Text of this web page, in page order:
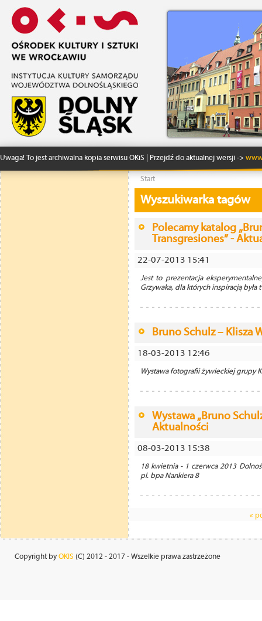
Uwaga! To jest archiwalna kopia serwisu OKiS | Przejdź do aktualnej wersji ->
Start
Wyszukiwarka tagów
Polecamy katalog
Transgresiones” -
22-07-2013 15:41
Jest to prezentacja
Grzywaka, dla których inspiracją była
Bruno Schulz – Klisza
18-03-2013 12:46
Wystawa fotografii żywieckiej grupy
Wystawa „Bruno
Aktualności
08-03-2013 15:38
18 kwietnia - 1 czerwca 2013
pl. bpa Nankiera 8
«
Copyright by OKIS (C) 2012 - 2017 - Wszelkie prawa zastrzeżone